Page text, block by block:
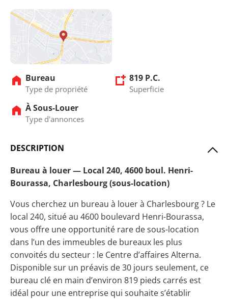
Bureau
Type de propriété
819 P.C.
Superficie
À Sous-Louer
Type d'annonces
DESCRIPTION
Bureau à louer — Local 240, 4600 boul. Henri-
Bourassa, Charlesbourg (sous-location)
Vous cherchez un bureau à louer à Charlesbourg ? Le
local 240, situé au 4600 boulevard Henri-Bourassa,
vous offre une opportunité rare de sous-location
dans l’un des immeubles de bureaux les plus
convoités du secteur : le Centre d’affaires Alterna.
Disponible sur un préavis de 30 jours seulement, ce
bureau clé en main d’environ 819 pieds carrés est
idéal pour une entreprise qui souhaite s’établir